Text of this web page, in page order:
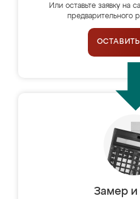
Или оставьте заявку на
предварительного
Замер и